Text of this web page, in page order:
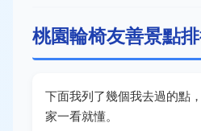
桃園輪椅友善景點
下面我列了幾個我去過的點
家一看就懂。